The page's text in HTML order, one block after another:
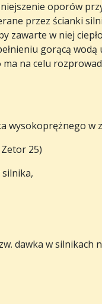
oporów
przez ścianki
zawarte w niej
gorącą wodą
na celu
wysokoprężnego w
25)
dawka w silnikach